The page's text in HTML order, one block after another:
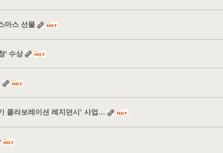
마스 선물
' 수상
콜라보레이션 레지던시’ 사업…